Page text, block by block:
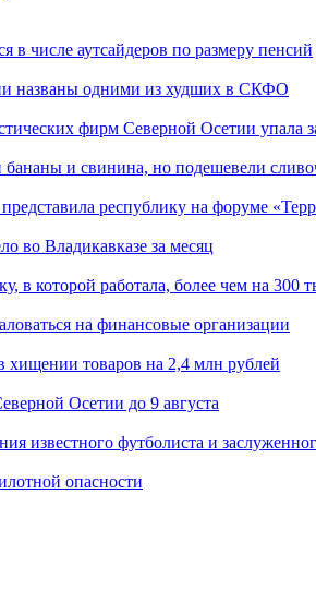
в числе аутсайдеров по размеру пенсий
названы одними из худших в СКФО
фирм Северной Осетии упала
и свинина, но подешевели
республику на форуме
во Владикавказе за месяц
в которой работала, более чем на 300
на финансовые организации
хищении товаров на 2,4 млн рублей
Осетии до 9 августа
известного футболиста и
опасности